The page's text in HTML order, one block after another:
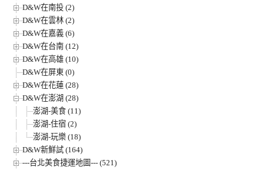
D&W在南投 (2)
D&W在雲林 (2)
D&W在嘉義 (6)
D&W在台南 (12)
D&W在高雄 (10)
D&W在屏東 (0)
D&W在花蓮 (28)
D&W在澎湖 (28)
澎湖-美食 (11)
澎湖-住宿 (2)
澎湖-玩樂 (18)
D&W新鮮試 (164)
---台北美食捷運地圖--- (521)